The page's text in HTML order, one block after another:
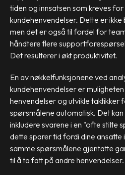
tiden og innsatsen som kreves for
kundehenvendelser. Dette er
men det er også til fordel for
håndtere flere
Det resulterer i økt produktivitet.
En av nøkkelfunksjonene ved
kundehenvendelser er
henvendelser og utvikle taktikker
spørsmålene automatisk. Det
inkludere svarene i en "ofte stilte
dette sparer tid fordi dine ansatte
samme spørsmålene gjentatte
til å ta fatt på andre henvendelser.